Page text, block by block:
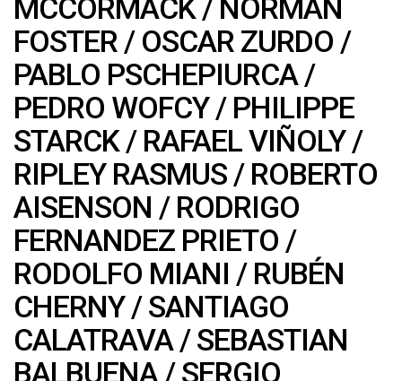
MCCORMACK/ NORMAN
FOSTER / OSCAR ZURDO /
PABLO PSCHEPIURCA/
PEDRO WOFCY/ PHILIPPE
STARCK/ RAFAEL VIÑOLY/
RIPLEY RASMUS / ROBERTO
AISENSON / RODRIGO
FERNANDEZ PRIETO /
RODOLFO MIANI / RUBÉN
CHERNY/SANTIAGO
CALATRAVA/SEBASTIAN
BALBUENA /SERGIO